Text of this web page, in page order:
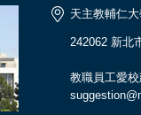
天主教輔仁
242062 新北
教職員工愛